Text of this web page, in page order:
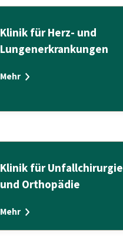
Klinik für Herz- und
Lungenerkrankungen
Mehr
Klinik für Unfallchirurgie
und Orthopädie
Mehr